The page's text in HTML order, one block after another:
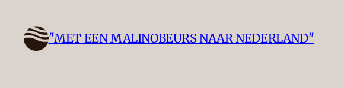
"MET EEN MALINOBEURS NAAR NEDERLAND"